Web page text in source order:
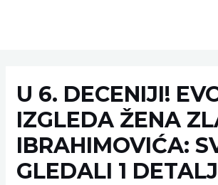
U 6. DECENIJI!
IZGLEDA ŽENA
IBRAHIMOVIĆA:
GLEDALI 1 DETALJ